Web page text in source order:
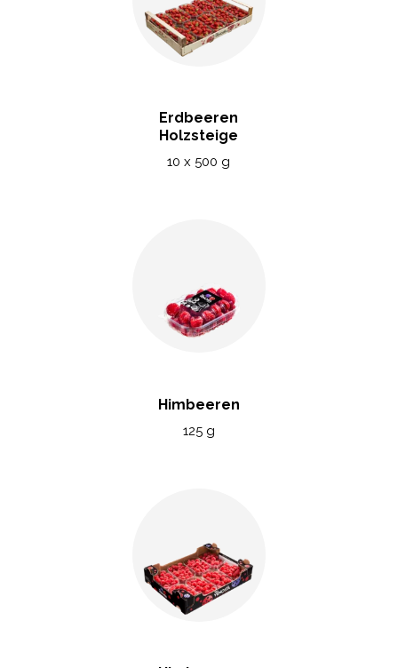
Erdbeeren
Holzsteige
10 x 500 g
Himbeeren
125 g